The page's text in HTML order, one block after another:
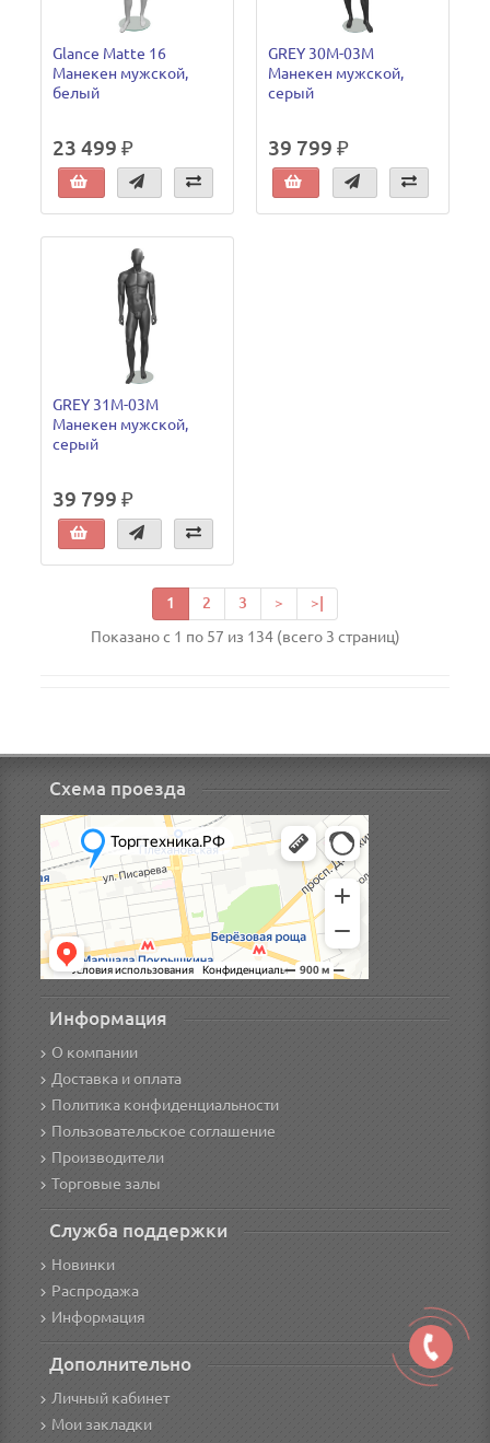
Glance Matte 16
Манекен мужской,
белый
23 499 ₽
GREY 30M-03M
Манекен мужской,
серый
39 799 ₽
GREY 31M-03M
Манекен мужской,
серый
39 799 ₽
1 2 3 >
>|
Показано с 1 по 57 из 134 (всего 3 страниц)
Схема проезда
Информация
О компании
Доставка и оплата
Политика конфиденциальности
Пользовательское соглашение
Производители
Торговые залы
Служба поддержки
Новинки
Распродажа
Информация
Дополнительно
Личный кабинет
Мои закладки